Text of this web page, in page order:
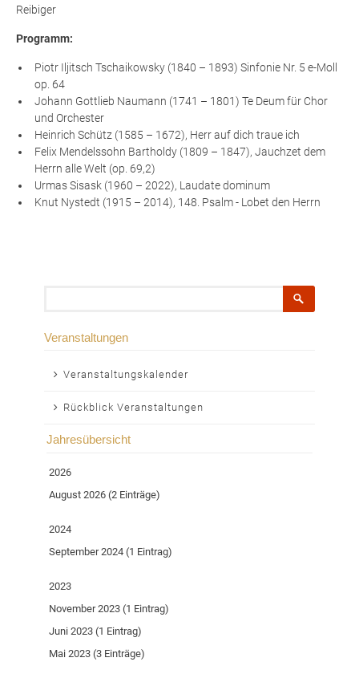
Reibiger
Programm:
Piotr Iljitsch Tschaikowsky (1840 – 1893) Sinfonie Nr. 5 e-Moll
op. 64
Johann Gottlieb Naumann (1741 – 1801) Te Deum für Chor
und Orchester
Heinrich Schütz (1585 – 1672), Herr auf dich traue ich
Felix Mendelssohn Bartholdy (1809 – 1847), Jauchzet dem
Herrn alle Welt (op. 69,2)
Urmas Sisask (1960 – 2022), Laudate dominum
Knut Nystedt (1915 – 2014), 148. Psalm - Lobet den Herrn
Veranstaltungen
Navigation
Veranstaltungskalender
Rückblick Veranstaltungen
Jahresübersicht
2026
August 2026 (2 Einträge)
2024
September 2024 (1 Eintrag)
2023
November 2023 (1 Eintrag)
Juni 2023 (1 Eintrag)
Mai 2023 (3 Einträge)